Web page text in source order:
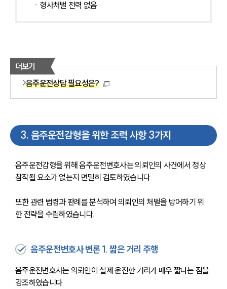
ㆍ형사처벌 전력 없음
더보기
음주운전상담 필요성은?
3. 음주운전감형을 위한 조력 사항 3가지
음주운전감형을 위해 음주운전변호사는 의뢰인의 사건에서 정상
참작될 요소가 없는지 면밀히 검토하였습니다.
또한 관련 법령과 판례를 분석하여 의뢰인의 처벌을 방어하기 위
한 전략을 수립하였습니다.
음주운전변호사 변론 1. 짧은 거리 주행
음주운전변호사는 의뢰인이 실제 운전한 거리가 매우 짧다는 점을
강조하였습니다.